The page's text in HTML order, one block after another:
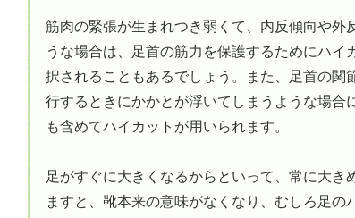
筋肉の緊張が生まれつき弱くて、内反傾向や外
うな場合は、足首の筋力を保護するためにハイ
択されることもあるでしょう。また、足首の関
行するときにかかとが浮いてしまうような場合
も含めてハイカットが用いられます。
足がすぐに大きくなるからといって、常に大き
ますと、靴本来の意味がなくなり、むしろ足の